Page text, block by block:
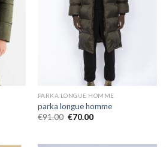
PARKA LONGUE HOMME
parka longue homme
€91.00 €70.00